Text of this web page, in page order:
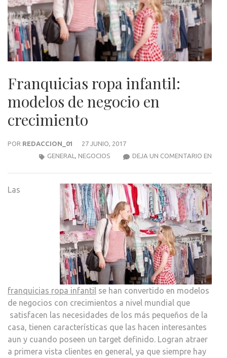
Franquicias ropa infantil:
modelos de negocio en
crecimiento
POR REDACCION_01
27 JUNIO, 2017
DEJA UN COMENTARIO EN
DE
EN
GENERAL , NEGOCIOS
Las
franquicias ropa infantil se han convertido en modelos
de negocios con crecimientos a nivel mundial que
satisfacen las necesidades de los más pequeños de la
casa, tienen características que las hacen interesantes
aun y cuando poseen un target definido. Logran atraer
a primera vista clientes en general, ya que siempre hay